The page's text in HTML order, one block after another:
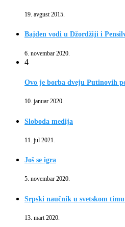
19. avgust 2015.
Bajden vodi u Džordžiji i
6. novembar 2020.
4
Ovo je borba dveju Putinovih
10. januar 2020.
Sloboda medija
11. jul 2021.
Još se igra
5. novembar 2020.
Srpski naučnik u svetskom
13. mart 2020.